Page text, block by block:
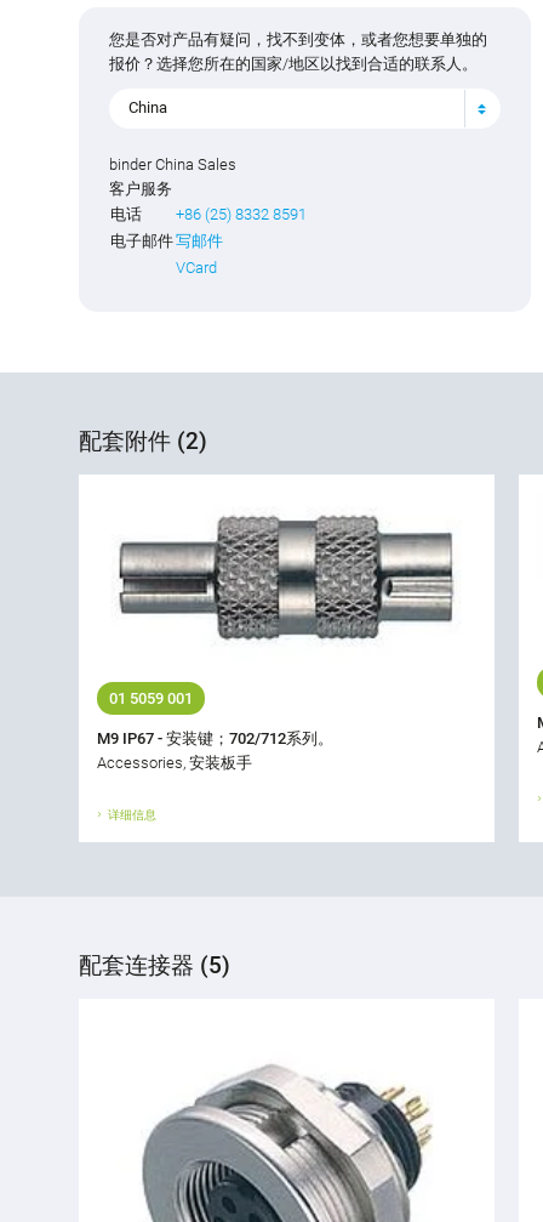
您是否对产品有疑问，找不到变体，或者您想要单独的
报价？选择您所在的国家/地区以找到合适的联系人。
China
binder China Sales
客户服务
电话
+86 (25) 8332 8591
电子邮件写邮件
VCard
配套附件 (2)
01 5059 001
M9 IP67 - 安装键；702/712系列。
Accessories, 安装板手
详细信息
配套连接器 (5)